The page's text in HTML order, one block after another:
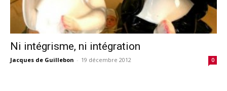
Ni intégrisme, ni intégration
Jacques de Guillebon - 19 décembre 2012 0